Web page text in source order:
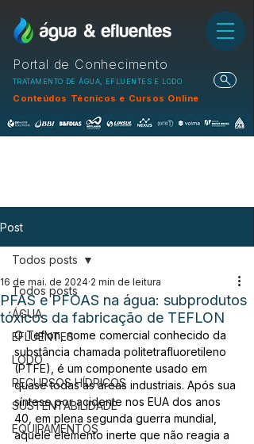
Portal de Conhecimento
TRATAMENTO DE ÁGUA, EFLUENTES E LODO
Conteúdos Técnicos e Cursos Online
Post
Todos posts
ÁGUA
EFLUENTES
LODO
RECURSOS HÍDRICOS
SUSTENTABILIDADE
EQUIPAMENTOS
Todos posts
PFAS e PFOAS na água: subprodutos
tóxicos da fabricação de TEFLON
16 de mai. de 2024 2 min de leitura
O Teflon, nome comercial conhecido da
substância chamada politetrafluoretileno
(PTFE), é um componente usado em
quase todas as áreas industriais. Após sua
síntese por acidente nos EUA dos anos
40, em plena segunda guerra mundial,
aquele elemento inerte que não reagia a